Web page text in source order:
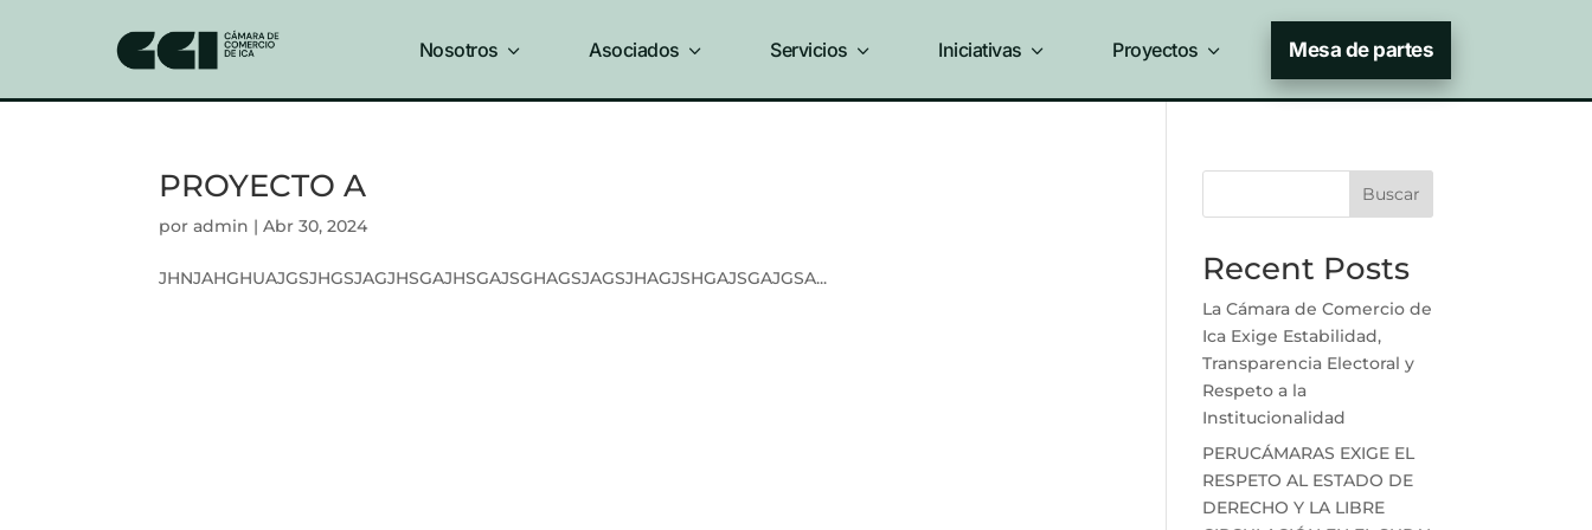
3
Nosotros 3
Asociados 3
Servicios 3
Iniciativas 3
Proyectos Mesa de partes
PROYECTO A
poradmin |Abr 30, 2024
JHNJAHGHUAJGSJHGSJAGJHSGAJHSGAJSGHAGSJAGSJHAGJSHGAJSGAJGSA...
Buscar
Recent Posts
La Cámara de Comercio de
Ica Exige Estabilidad,
Transparencia Electoral y
Respeto a la
Institucionalidad
PERUCÁMARAS EXIGE EL
RESPETO AL ESTADO DE
DERECHO Y LA LIBRE